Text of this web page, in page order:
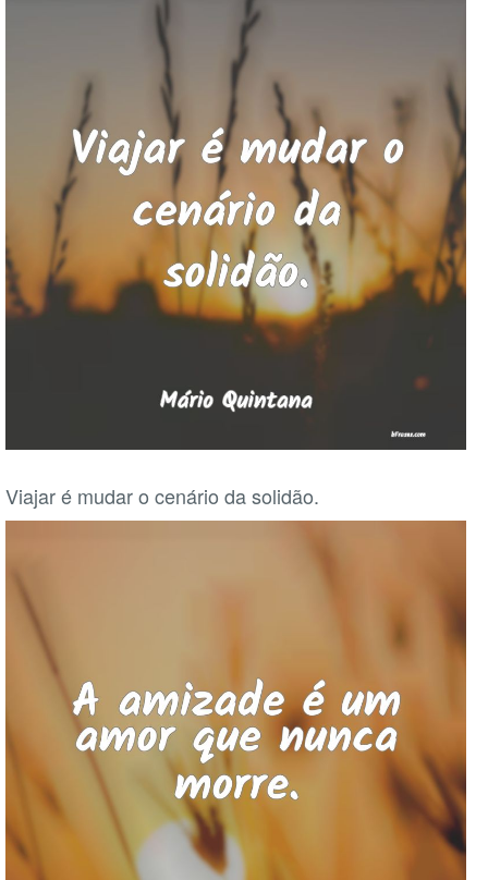
Viajar é mudar o cenário da solidão.